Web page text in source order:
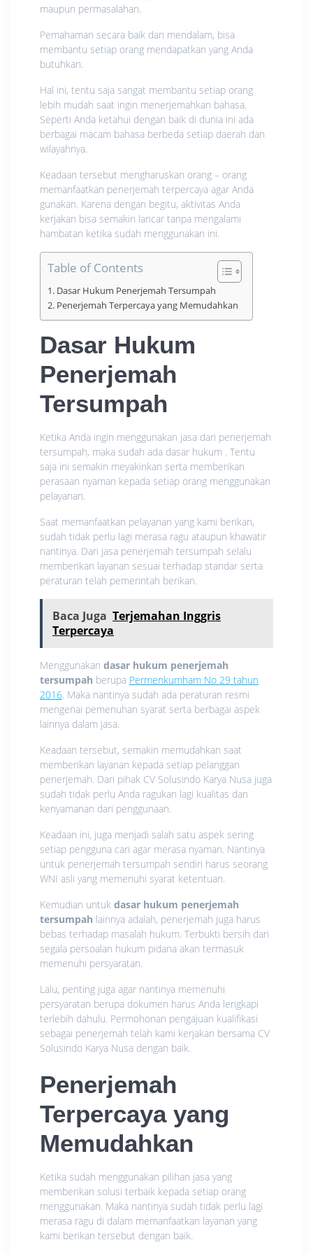
maupun permasalahan.
Pemahaman secara baik dan mendalam, bisa
membantu setiap orang mendapatkan yang Anda
butuhkan.
Hal ini, tentu saja sangat membantu setiap orang
lebih mudah saat ingin menerjemahkan bahasa.
Seperti Anda ketahui dengan baik di dunia ini ada
berbagai macam bahasa berbeda setiap daerah dan
wilayahnya.
Keadaan tersebut mengharuskan orang – orang
memanfaatkan penerjemah terpercaya agar Anda
gunakan. Karena dengan begitu, aktivitas Anda
kerjakan bisa semakin lancar tanpa mengalami
hambatan ketika sudah menggunakan ini.
Table of Contents
Dasar Hukum Penerjemah Tersumpah
Penerjemah Terpercaya yang Memudahkan
Dasar Hukum
Penerjemah
Tersumpah
Ketika Anda ingin menggunakan jasa dari penerjemah
tersumpah, maka sudah ada dasar hukum . Tentu
saja ini semakin meyakinkan serta memberikan
perasaan nyaman kepada setiap orang menggunakan
pelayanan.
Saat memanfaatkan pelayanan yang kami berikan,
sudah tidak perlu lagi merasa ragu ataupun khawatir
nantinya. Dari jasa penerjemah tersumpah selalu
memberikan layanan sesuai terhadap standar serta
peraturan telah pemerintah berikan.
Baca Juga Terjemahan Inggris
Terpercaya
Menggunakan dasar hukum penerjemah
tersumpah berupa Permenkumham No 29 tahun
2016. Maka nantinya sudah ada peraturan resmi
mengenai pemenuhan syarat serta berbagai aspek
lainnya dalam jasa.
Keadaan tersebut, semakin memudahkan saat
memberikan layanan kepada setiap pelanggan
penerjemah. Dari pihak CV Solusindo Karya Nusa juga
sudah tidak perlu Anda ragukan lagi kualitas dan
kenyamanan dari penggunaan.
Keadaan ini, juga menjadi salah satu aspek sering
setiap pengguna cari agar merasa nyaman. Nantinya
untuk penerjemah tersumpah sendiri harus seorang
WNI asli yang memenuhi syarat ketentuan.
Kemudian untuk dasar hukum penerjemah
tersumpah lainnya adalah, penerjemah juga harus
bebas terhadap masalah hukum. Terbukti bersih dari
segala persoalan hukum pidana akan termasuk
memenuhi persyaratan.
Lalu, penting juga agar nantinya memenuhi
persyaratan berupa dokumen harus Anda lengkapi
terlebih dahulu. Permohonan pengajuan kualifikasi
sebagai penerjemah telah kami kerjakan bersama CV
Solusindo Karya Nusa dengan baik.
Penerjemah
Terpercaya yang
Memudahkan
Ketika sudah menggunakan pilihan jasa yang
memberikan solusi terbaik kepada setiap orang
menggunakan. Maka nantinya sudah tidak perlu lagi
merasa ragu di dalam memanfaatkan layanan yang
kami berikan tersebut dengan baik.